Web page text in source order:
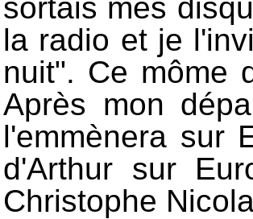
sortais mes
la radio et je
nuit". Ce môme
Après mon
l'emmènera sur
d'Arthur sur
Christophe